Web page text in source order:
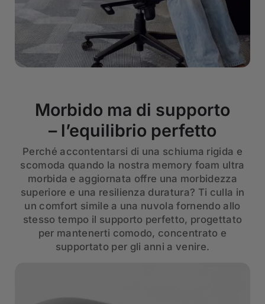
Morbido ma di supporto
– l’equilibrio perfetto
Perché accontentarsi di una schiuma rigida e
scomoda quando la nostra memory foam ultra
morbida e aggiornata offre una morbidezza
superiore e una resilienza duratura? Ti culla in
un comfort simile a una nuvola fornendo allo
stesso tempo il supporto perfetto, progettato
per mantenerti comodo, concentrato e
supportato per gli anni a venire.